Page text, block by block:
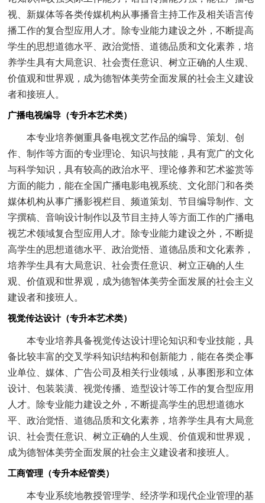
视、新媒体等各类传媒机构从事播音主持工作及相关语言传
播工作的复合型应用人才。除专业能力建设之外，不断提高
学生的思想道德水平、政治觉悟、道德品质和文化素养，培
养学生具有大局意识、社会责任意识、树立正确的人生观、
价值观和世界观，成为德智体美劳全面发展的社会主义建设
者和接班人。
广播电视编导（专升本艺术类）
本专业培养侧重具备电视文艺作品的编导、策划、创
作、制作等方面的专业理论、知识与技能，具有宽广的文化
与科学知识，具有较高的政治水平、理论修养和艺术鉴赏等
方面的能力，能在全国广播电影电视系统、文化部门和各类
媒体机构从事广播影视栏目、频道策划、节目编导制作、文
字撰稿、音响设计制作以及节目主持人等方面工作的广播电
视艺术领域复合型应用人才。除专业能力建设之外，不断提
高学生的思想道德水平、政治觉悟、道德品质和文化素养，
培养学生具有大局意识、社会责任意识、树立正确的人生
观、价值观和世界观，成为德智体美劳全面发展的社会主义
建设者和接班人。
视觉传达设计（专升本艺术类）
本专业培养具备视觉传达设计理论知识和专业技能，具
备比较丰富的交叉学科知识结构和创新能力，能在各类企事
业单位、媒体、广告公司及相关行业领域，从事图形和立体
设计、包装装潢、视觉传播、造型设计等工作的复合型应用
人才。除专业能力建设之外，不断提高学生的思想道德水
平、政治觉悟、道德品质和文化素养，培养学生具有大局意
识、社会责任意识、树立正确的人生观、价值观和世界观，
成为德智体美劳全面发展的社会主义建设者和接班人。
工商管理（专升本经管类）
本专业系统地教授管理学、经济学和现代企业管理的基